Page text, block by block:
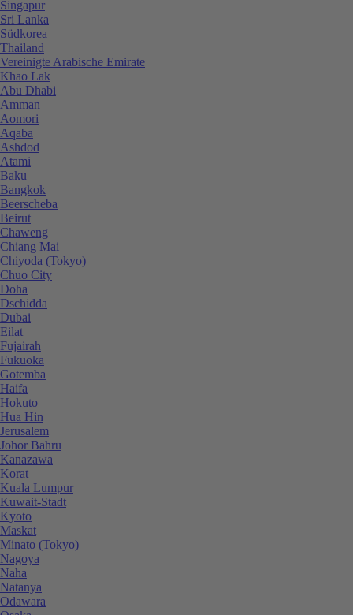
Singapur
Sri Lanka
Südkorea
Thailand
Vereinigte Arabische Emirate
Khao Lak
Abu Dhabi
Amman
Aomori
Aqaba
Ashdod
Atami
Baku
Bangkok
Beerscheba
Beirut
Chaweng
Chiang Mai
Chiyoda (Tokyo)
Chuo City
Doha
Dschidda
Dubai
Eilat
Fujairah
Fukuoka
Gotemba
Haifa
Hokuto
Hua Hin
Jerusalem
Johor Bahru
Kanazawa
Korat
Kuala Lumpur
Kuwait-Stadt
Kyoto
Maskat
Minato (Tokyo)
Nagoya
Naha
Natanya
Odawara